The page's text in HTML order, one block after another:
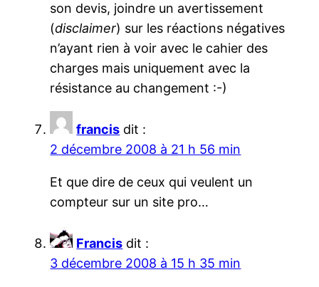
son devis, joindre un avertissement
(disclaimer) sur les réactions négatives
n’ayant rien à voir avec le cahier des
charges mais uniquement avec la
résistance au changement :-)
francis dit :
2 décembre 2008 à 21 h 56 min
Et que dire de ceux qui veulent un
compteur sur un site pro…
Francis dit :
3 décembre 2008 à 15 h 35 min